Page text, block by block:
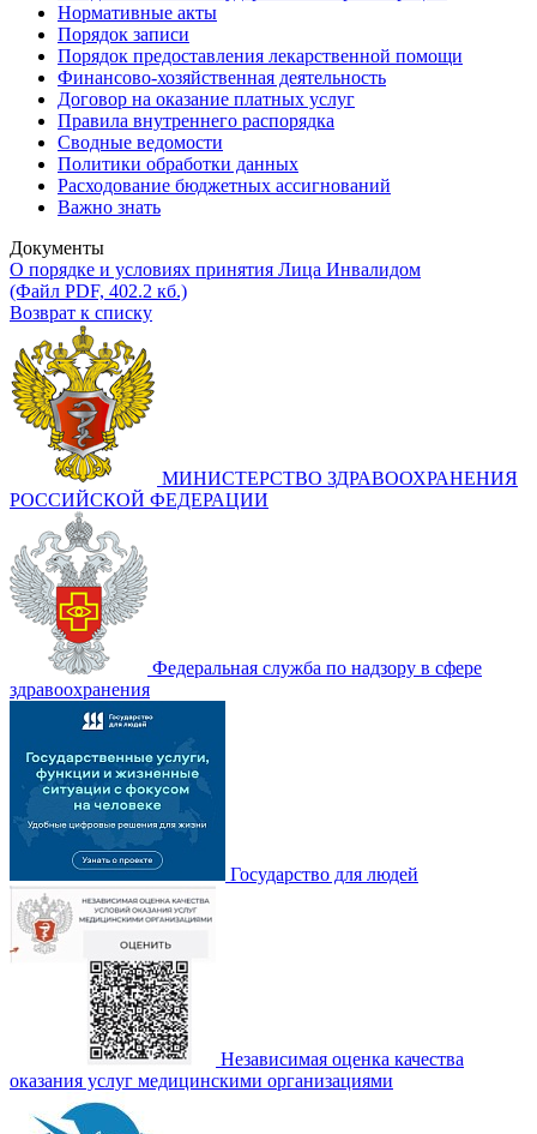
Нормативные акты
Порядок записи
Порядок предоставления лекарственной помощи
Финансово-хозяйственная деятельность
Договор на оказание платных услуг
Правила внутреннего распорядка
Сводные ведомости
Политики обработки данных
Расходование бюджетных ассигнований
Важно знать
Документы
О порядке и условиях принятия Лица Инвалидом
(Файл PDF, 402.2 кб.)
Возврат к списку
МИНИСТЕРСТВО ЗДРАВООХРАНЕНИЯ
РОССИЙСКОЙ ФЕДЕРАЦИИ
Федеральная служба по надзору в сфере
здравоохранения
Государство для людей
Независимая оценка качества
оказания услуг медицинскими организациями